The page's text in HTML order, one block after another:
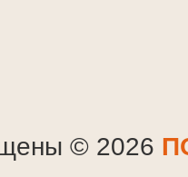
© 2026